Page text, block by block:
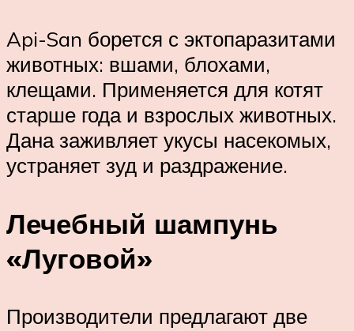
Api-San борется с эктопаразитами
животных: вшами, блохами,
клещами. Применяется для котят
старше года и взрослых животных.
Дана заживляет укусы насекомых,
устраняет зуд и раздражение.
Лечебный шампунь
«Луговой»
Производители предлагают две